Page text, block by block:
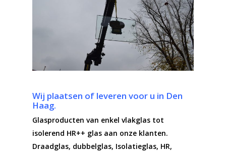
Wij plaatsen of leveren voor u in Den
Haag.
Glasproducten van enkel vlakglas tot
isolerend HR++ glas aan onze klanten.
Draadglas, dubbelglas, Isolatieglas, HR,